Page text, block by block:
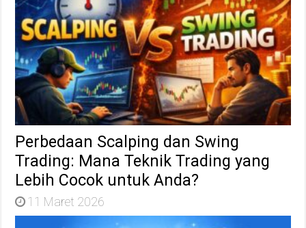
Perbedaan Scalping dan Swing
Trading: Mana Teknik Trading yang
Lebih Cocok untuk Anda?
11 Maret 2026